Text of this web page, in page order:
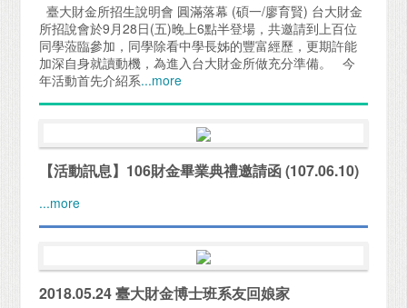
臺大財金所招生說明會 圓滿落幕 (碩一/廖育賢) 台大財金
所招說會於9月28日(五)晚上6點半登場，共邀請到上百位
同學蒞臨參加，同學除看中學長姊的豐富經歷，更期許能
加深自身就讀動機，為進入台大財金所做充分準備。 今
年活動首先介紹系...more
【活動訊息】106財金畢業典禮邀請函 (107.06.10)
...more
2018.05.24 臺大財金博士班系友回娘家